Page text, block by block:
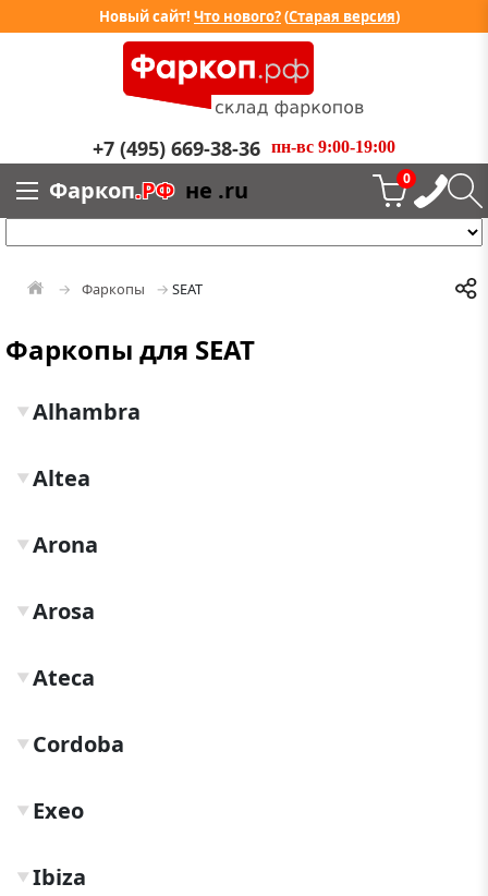
Новый сайт! Что нового?(Старая версия)
+7 (495) 669-38-36 пн-вс 9:00-19:00
Фаркоп.РФ не .ru 0
Фаркопы SEAT
Фаркопы для SEAT
Alhambra
▼
Altea
▼
Arona
▼
Arosa
▼
Ateca
▼
Cordoba
▼
Exeo
▼
Ibiza
▼